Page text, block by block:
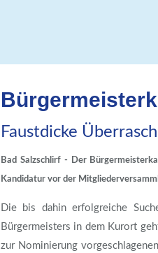
Faustdicke
Bad Salzschlirf - Der
Kandidatur vor der
Die bis dahin erfolgreiche
Bürgermeisters in dem Kurort
zur Nominierung